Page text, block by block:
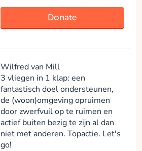
Donate
Wilfred van Mill
3 vliegen in 1 klap: een
fantastisch doel ondersteunen,
de (woon)omgeving opruimen
door zwerfvuil op te ruimen en
actief buiten bezig te zijn al dan
niet met anderen. Topactie. Let's
go!